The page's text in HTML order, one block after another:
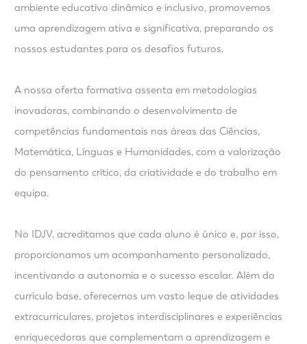
ambiente educativo dinâmico e inclusivo, promovemos
uma aprendizagem ativa e significativa, preparando os
nossos estudantes para os desafios futuros.
A nossa oferta formativa assenta em metodologias
inovadoras, combinando o desenvolvimento de
competências fundamentais nas áreas das Ciências,
Matemática, Línguas e Humanidades, com a valorização
do pensamento crítico, da criatividade e do trabalho em
equipa.
No IDJV, acreditamos que cada aluno é único e, por isso,
proporcionamos um acompanhamento personalizado,
incentivando a autonomia e o sucesso escolar. Além do
currículo base, oferecemos um vasto leque de atividades
extracurriculares, projetos interdisciplinares e experiências
enriquecedoras que complementam a aprendizagem e